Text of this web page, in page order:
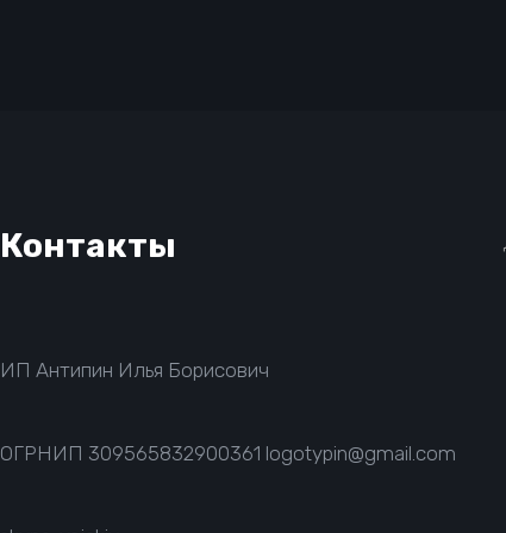
Контакты
ИП Антипин Илья Борисович
ОГРНИП 309565832900361 logotypin@gmail.com